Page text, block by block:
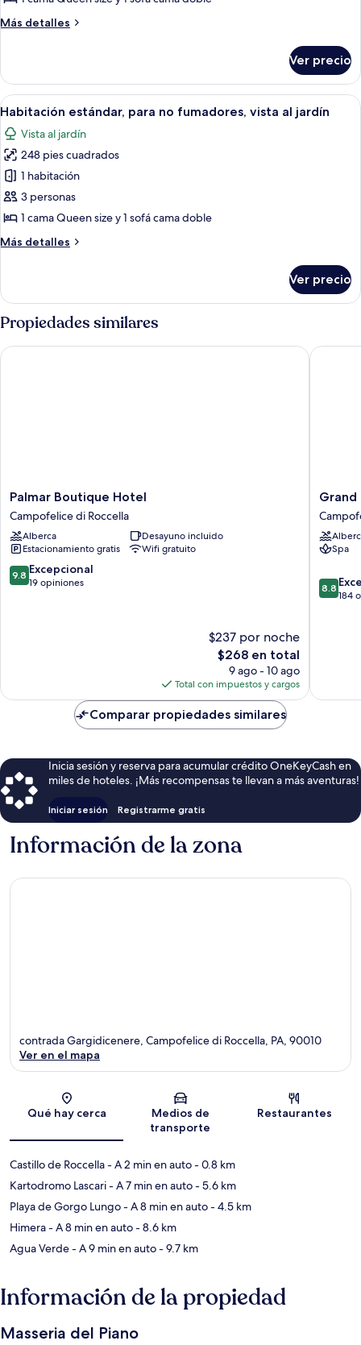
Más detalles
Más
Grand
Ver precio
Abrir
todas
las
fotos
de
Habitación
estándar,
no
al
jardín
Habitación de hotel con una cama
4
Habitación estándar, para no fumadores, vista al jardín
Vista al jardín
248 pies cuadrados
1 habitación
3 personas
1 cama Queen size y 1 sofá cama doble
Más detalles
Más
estándar,
para
no
fumadores,
vista
Ver precio
Propiedades similares
Palmar
Boutique
Hotel
Campofelice
di
Roccella
Palmar Boutique Hotel
Campofelice di Roccella
Alberca
Desayuno incluido
Estacionamiento gratis
Wifi gratuito
9.8
de
9.8 Excepcional
19 opiniones
$237 por noche
El
precio
actual
es
de
$268
$268 en total
9 ago - 10 ago
Total con impuestos y cargos
Palmar Boutique Hotel
Grand
Sicilia
Resort
&
di
Grand
Spa
8.8
de
8.8
184
Grand
Comparar propiedades similares
Inicia sesión y reserva para acumular crédito OneKeyCash en
miles de hoteles. ¡Más recompensas te llevan a más aventuras!
Iniciar sesión Registrarme gratis
Información de la zona
Sección del mapa
contrada Gargidicenere, Campofelice di Roccella, PA, 90010
Ver en el mapa
Qué hay cerca
Medios de
transporte
Restaurantes
Castillo de Roccella- A 2 min en auto- 0.8 km
Kartodromo Lascari- A 7 min en auto- 5.6 km
Playa de Gorgo Lungo- A 8 min en auto- 4.5 km
Himera- A 8 min en auto- 8.6 km
Agua Verde- A 9 min en auto- 9.7 km
Información de la propiedad
Masseria del Piano